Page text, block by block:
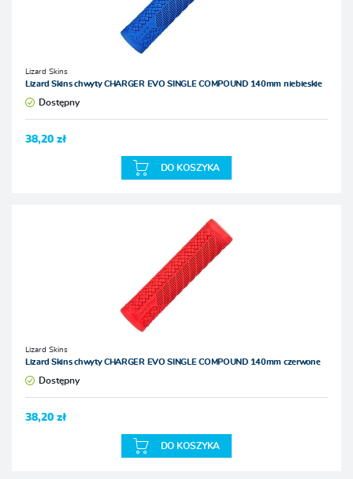
Lizard Skins
Lizard Skins chwyty CHARGER EVO SINGLE COMPOUND 140mm niebieskie
Dostępny
38,20 zł
DO KOSZYKA
Lizard Skins
Lizard Skins chwyty CHARGER EVO SINGLE COMPOUND 140mm czerwone
Dostępny
38,20 zł
DO KOSZYKA